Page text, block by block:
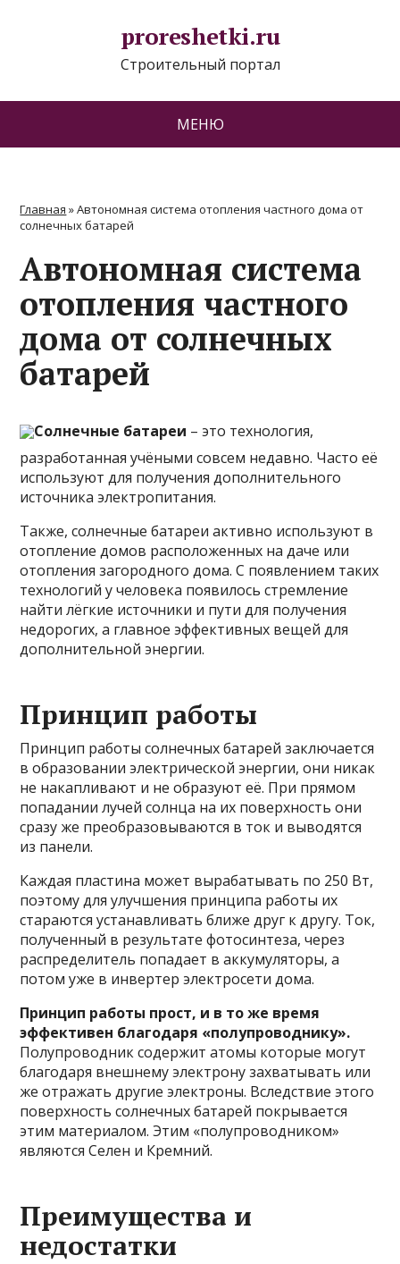
proreshetki.ru
Строительный портал
МЕНЮ
Главная »Автономная система отопления частного дома от
солнечных батарей
Автономная система
отопления частного
дома от солнечных
батарей
Солнечные батареи – это технология,
разработанная учёными совсем недавно. Часто её
используют для получения дополнительного
источника электропитания.
Также, солнечные батареи активно используют в
отопление домов расположенных на даче или
отопления загородного дома. С появлением таких
технологий у человека появилось стремление
найти лёгкие источники и пути для получения
недорогих, а главное эффективных вещей для
дополнительной энергии.
Принцип работы
Принцип работы солнечных батарей заключается
в образовании электрической энергии, они никак
не накапливают и не образуют её. При прямом
попадании лучей солнца на их поверхность они
сразу же преобразовываются в ток и выводятся
из панели.
Каждая пластина может вырабатывать по 250 Вт,
поэтому для улучшения принципа работы их
стараются устанавливать ближе друг к другу. Ток,
полученный в результате фотосинтеза, через
распределитель попадает в аккумуляторы, а
потом уже в инвертер электросети дома.
Принцип работы прост, и в то же время
эффективен благодаря «полупроводнику».
Полупроводник содержит атомы которые могут
благодаря внешнему электрону захватывать или
же отражать другие электроны. Вследствие этого
поверхность солнечных батарей покрывается
этим материалом. Этим «полупроводником»
являются Селен и Кремний.
Преимущества и
недостатки